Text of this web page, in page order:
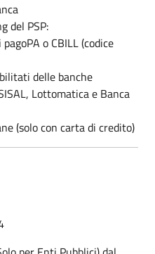
del PSP:
o CBILL (codice
delle banche
Lottomatica e Banca
(solo con carta di credito)